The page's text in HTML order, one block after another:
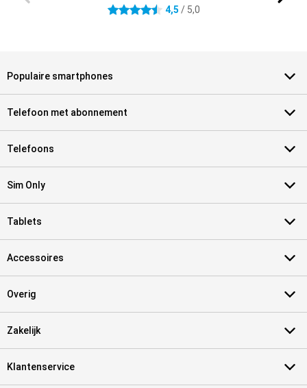
4.5 sterren 4,5 / 5,0
Populaire smartphones
Telefoon met abonnement
Telefoons
Sim Only
Tablets
Accessoires
Overig
Zakelijk
Klantenservice